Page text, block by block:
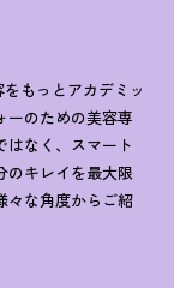
もっとアカデミッ
ーのための美容専
はなく、スマート
のキレイを最大限
々な角度からご紹